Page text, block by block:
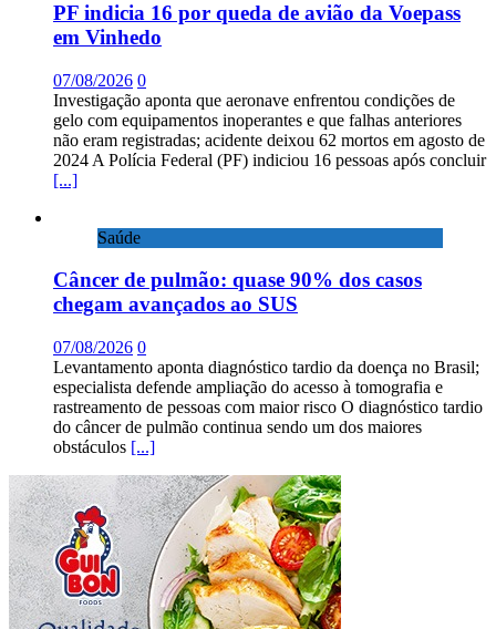
PF indicia 16 por queda de avião da Voepass
em Vinhedo
07/08/2026 0
Investigação aponta que aeronave enfrentou condições de
gelo com equipamentos inoperantes e que falhas anteriores
não eram registradas; acidente deixou 62 mortos em agosto de
2024 A Polícia Federal (PF) indiciou 16 pessoas após concluir
[...]
Saúde
Câncer de pulmão: quase 90% dos casos
chegam avançados ao SUS
07/08/2026 0
Levantamento aponta diagnóstico tardio da doença no Brasil;
especialista defende ampliação do acesso à tomografia e
rastreamento de pessoas com maior risco O diagnóstico tardio
do câncer de pulmão continua sendo um dos maiores
obstáculos [...]